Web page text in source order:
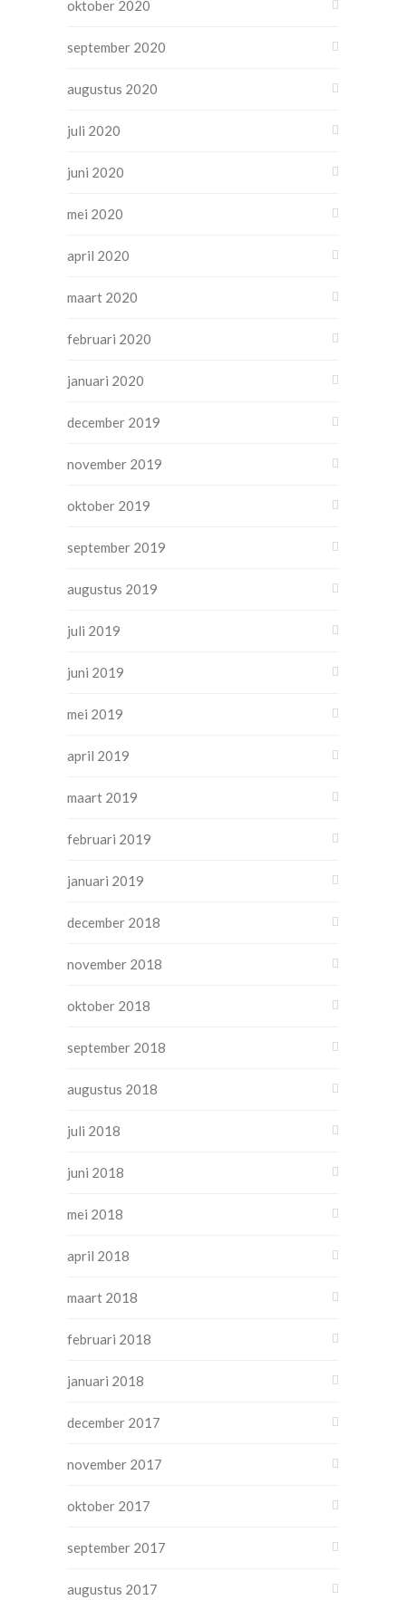
oktober 2020
september 2020
augustus 2020
juli 2020
juni 2020
mei 2020
april 2020
maart 2020
februari 2020
januari 2020
december 2019
november 2019
oktober 2019
september 2019
augustus 2019
juli 2019
juni 2019
mei 2019
april 2019
maart 2019
februari 2019
januari 2019
december 2018
november 2018
oktober 2018
september 2018
augustus 2018
juli 2018
juni 2018
mei 2018
april 2018
maart 2018
februari 2018
januari 2018
december 2017
november 2017
oktober 2017
september 2017
augustus 2017